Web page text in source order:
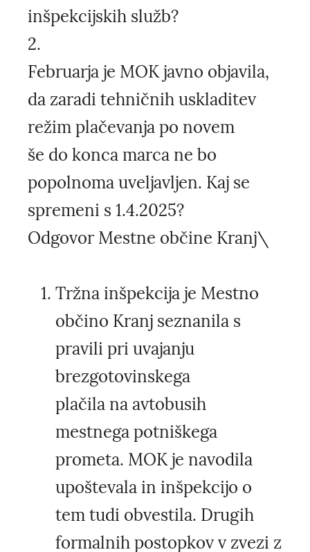
inšpekcijskih služb?
2.
Februarja je MOK javno objavila,
da zaradi tehničnih uskladitev
režim plačevanja po novem
še do konca marca ne bo
popolnoma uveljavljen. Kaj se
spremeni s 1.4.2025?
Odgovor Mestne občine Kranj\
Tržna inšpekcija je Mestno
občino Kranj seznanila s
pravili pri uvajanju
brezgotovinskega
plačila na avtobusih
mestnega potniškega
prometa. MOK je navodila
upoštevala in inšpekcijo o
tem tudi obvestila. Drugih
formalnih postopkov v zvezi z